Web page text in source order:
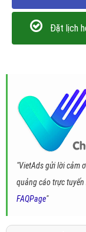
Đặt lịch
"VietAds gửi lời cảm
quảng cáo trực
FAQPage"